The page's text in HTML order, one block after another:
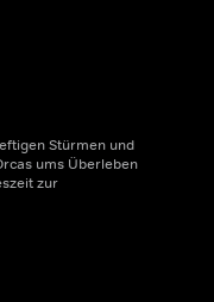
Stürmen und
ums Überleben
zur